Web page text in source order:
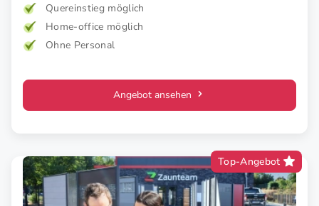
Quereinstieg möglich
Home-office möglich
Ohne Personal
Angebot ansehen
Top-Angebot